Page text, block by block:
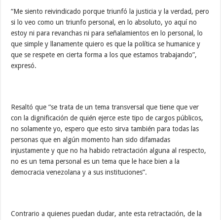
“Me siento reivindicado porque triunfó la justicia y la verdad, pero
si lo veo como un triunfo personal, en lo absoluto, yo aquí no
estoy ni para revanchas ni para señalamientos en lo personal, lo
que simple y llanamente quiero es que la política se humanice y
que se respete en cierta forma a los que estamos trabajando”,
expresó.
Resaltó que “se trata de un tema transversal que tiene que ver
con la dignificación de quién ejerce este tipo de cargos públicos,
no solamente yo, espero que esto sirva también para todas las
personas que en algún momento han sido difamadas
injustamente y que no ha habido retractación alguna al respecto,
no es un tema personal es un tema que le hace bien a la
democracia venezolana y a sus instituciones”.
Contrario a quienes puedan dudar, ante esta retractación, de la